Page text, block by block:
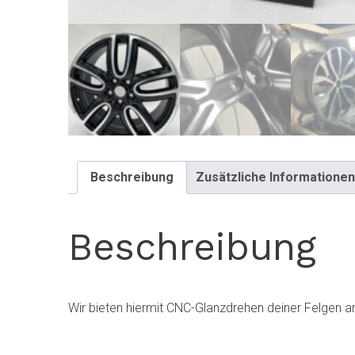
Beschreibung Zusätzliche Informationen
Beschreibung
Wir bieten hiermit CNC-Glanzdrehen deiner Felgen